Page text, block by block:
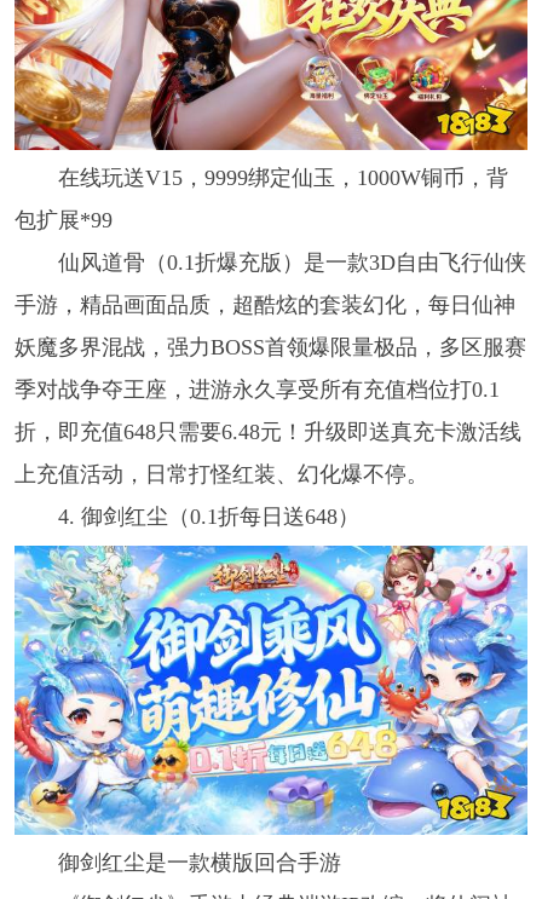
在线玩送V15，9999绑定仙玉，1000W铜币，背
包扩展*99
仙风道骨（0.1折爆充版）是一款3D自由飞行仙侠
手游，精品画面品质，超酷炫的套装幻化，每日仙神
妖魔多界混战，强力BOSS首领爆限量极品，多区服赛
季对战争夺王座，进游永久享受所有充值档位打0.1
折，即充值648只需要6.48元！升级即送真充卡激活线
上充值活动，日常打怪红装、幻化爆不停。
4. 御剑红尘（0.1折每日送648）
御剑红尘是一款横版回合手游